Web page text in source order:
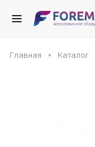
Главная Каталог